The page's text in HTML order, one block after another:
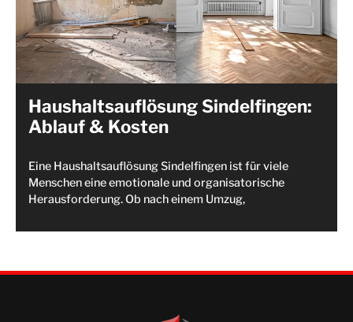
Haushaltsauflösung Sindelfingen:
Ablauf & Kosten
Eine Haushaltsauflösung Sindelfingen ist für viele
Menschen eine emotionale und organisatorische
Herausforderung. Ob nach einem Umzug,